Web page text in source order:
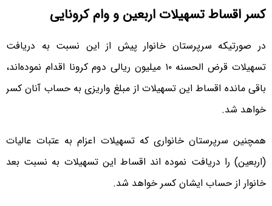
کسر اقساط تسهیلات اربعین و وام کرونایی
در صورتیکه سرپرستان خانوار پیش از این نسبت به دریافت
تسهیلات قرض الحسنه ۱۰ میلیون ریالی دوم کرونا اقدام نموده‌اند،
باقی مانده اقساط این تسهیلات از مبلغ واریزی به حساب آنان کسر
خواهد شد.
همچنین سرپرستان خانواری که تسهیلات اعزام به عتبات عالیات
(اربعین) را دریافت نموده اند اقساط این تسهیلات به نسبت بعد
خانوار از حساب ایشان کسر خواهد شد.